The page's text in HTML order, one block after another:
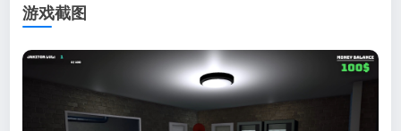
游戏截图